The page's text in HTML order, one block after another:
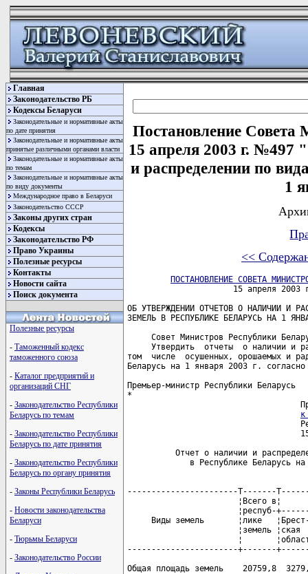
Главная
Законодательство РБ
Кодексы Беларуси
Законодательные и нормативные акты
по дате принятия
Законодательные и нормативные акты
принятые различными органами власти
Законодательные и нормативные акты
по темам
Законодательные и нормативные акты
по виду документы
Международное право в Беларуси
Законодательство СССР
Законы других стран
Кодексы
Законодательство РФ
Право Украины
Полезные ресурсы
Контакты
Новости сайта
Поиск документа
Полезные ресурсы
- Таможенный кодекс
таможенного союза
- Каталог предприятий и
организаций СНГ
- Законодательство Республики
Беларусь по темам
- Законодательство Республики
Беларусь по дате принятия
- Законодательство Республики
Беларусь по органу принятия
- Законы Республики Беларусь
- Новости законодательства
Беларуси
- Тюрьмы Беларуси
- Законодательство России
Постановление Совета
15 апреля 2003 г. №497
и распределении по
1
<<
ПОСТАНОВЛЕНИЕ СОВЕТА
15 апреля 2003
ОБ УТВЕРЖДЕНИИ ОТЧЕТОВ О НАЛИЧИИ И
ЗЕМЕЛЬ В РЕСПУБЛИКЕ БЕЛАРУСЬ НА 1
Совет Министров Республики
Утвердить  отчеты  о наличии и
том  числе  осушенных, орошаемых и
Беларусь на 1 января 2003 г.
Премьер-министр Республики
*
к